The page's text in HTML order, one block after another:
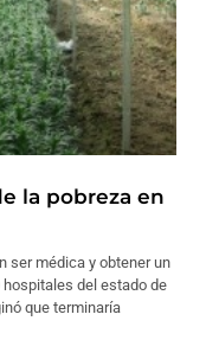
la pobreza en
ser médica y obtener un
del estado de
que terminaría